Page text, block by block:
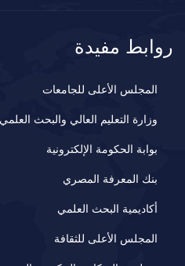
روابط مفيدة
المجلس الأعلى للجامعات
وزارة التعليم العالي والبحث العلمي
بوابة الحكومة الإلكترونية
بنك المعرفة المصري
أكاديمية البحث العلمي
المجلس الأعلى للثقافة